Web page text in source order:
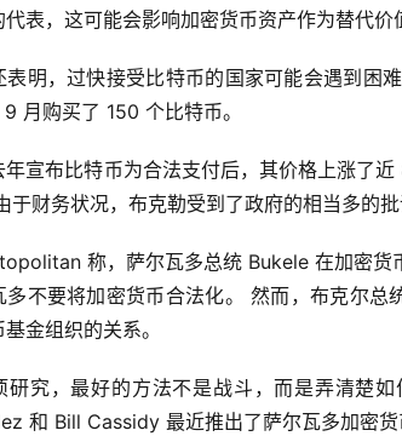
代表，这可能会影响加密货币资产作为替代价
表明，过快接受比特币的国家可能会遇到困
月购买了 150 个比特币。
年宣布比特币为合法支付后，其价格上涨了
于财务状况，布克勒受到了政府的相当多的批
称，萨尔瓦多总统 Bukele 在加密货
多不要将加密货币合法化。 然而，布克尔
金组织的关系。
研究，最好的方法不是战斗，而是弄清楚
和 Bill Cassidy 最近推出了萨尔瓦多加密货